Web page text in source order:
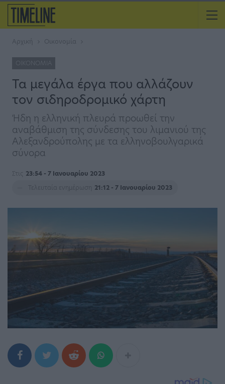
Αρχική Οικονομία
ΟΙΚΟΝΟΜΊΑ
Τα μεγάλα έργα που αλλάζουν
τον σιδηροδρομικό χάρτη
Ήδη η ελληνική πλευρά προωθεί την
αναβάθμιση της σύνδεσης του λιμανιού της
Αλεξανδρούπολης με τα ελληνοβουλγαρικά
σύνορα
Στις 23:54 - 7 Ιανουαρίου 2023
Τελευταία ενημέρωση
21:12 - 7 Ιανουαρίου 2023